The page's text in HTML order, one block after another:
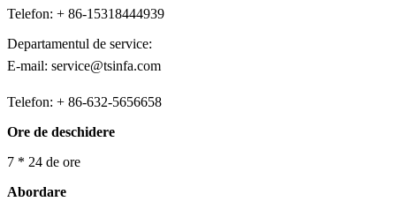
Telefon: + 86-15318444939
Departamentul de service:
E-mail: service@tsinfa.com
Telefon: + 86-632-5656658
Ore de deschidere
7 * 24 de ore
Abordare